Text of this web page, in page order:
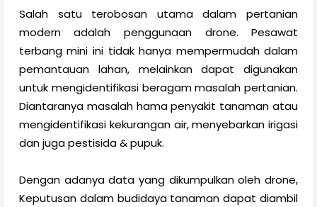
Salah satu terobosan utama dalam pertanian
modern adalah penggunaan drone. Pesawat
terbang mini ini tidak hanya mempermudah dalam
pemantauan lahan, melainkan dapat digunakan
untuk mengidentifikasi beragam masalah pertanian.
Diantaranya masalah hama penyakit tanaman atau
mengidentifikasi kekurangan air, menyebarkan irigasi
dan juga pestisida & pupuk.
Dengan adanya data yang dikumpulkan oleh drone,
Keputusan dalam budidaya tanaman dapat diambil